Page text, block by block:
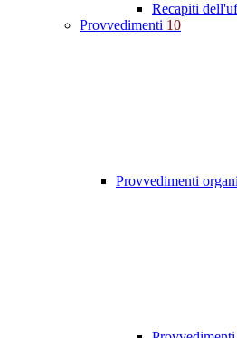
Recapiti
Provvedimenti 10
Provvedimenti